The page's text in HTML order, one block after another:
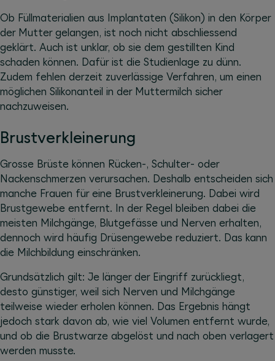
Ob Füllmaterialien aus Implantaten (Silikon) in den Körper
der Mutter gelangen, ist noch nicht abschliessend
geklärt. Auch ist unklar, ob sie dem gestillten Kind
schaden können. Dafür ist die Studienlage zu dünn.
Zudem fehlen derzeit zuverlässige Verfahren, um einen
möglichen Silikonanteil in der Muttermilch sicher
nachzuweisen.
Brustverkleinerung
Grosse Brüste können Rücken-, Schulter- oder
Nackenschmerzen verursachen. Deshalb entscheiden sich
manche Frauen für eine Brustverkleinerung. Dabei wird
Brustgewebe entfernt. In der Regel bleiben dabei die
meisten Milchgänge, Blutgefässe und Nerven erhalten,
dennoch wird häufig Drüsengewebe reduziert. Das kann
die Milchbildung einschränken.
Grundsätzlich gilt: Je länger der Eingriff zurückliegt,
desto günstiger, weil sich Nerven und Milchgänge
teilweise wieder erholen können. Das Ergebnis hängt
jedoch stark davon ab, wie viel Volumen entfernt wurde,
und ob die Brustwarze abgelöst und nach oben verlagert
werden musste.